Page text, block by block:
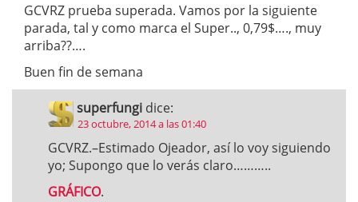
GCVRZ prueba superada. Vamos por la siguiente
parada, tal y como marca el Super.., 0,79$…., muy
arriba??….
Buen fin de semana
superfungi dice:
23 octubre, 2014 a las 01:40
GCVRZ.–Estimado Ojeador, así lo voy siguiendo
yo; Supongo que lo verás claro………..
GRÁFICO.